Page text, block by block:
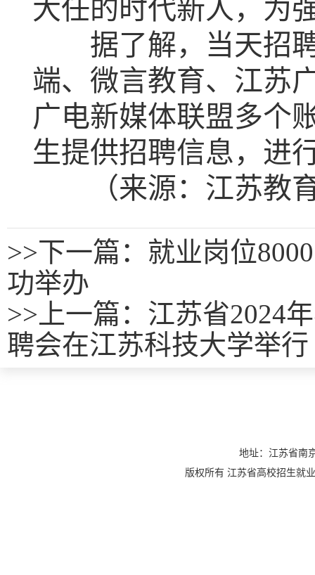
大任的时代新人，为
据了解，当天招聘
端、微言教育、江苏
广电新媒体联盟多个
生提供招聘信息，进
（来源：江苏教
>>下一篇：就业岗位
功举办
>> 上一篇： 江苏省2024
聘会在江苏科技大学举行
地址：江苏省
版权所有 江苏省高校招生就